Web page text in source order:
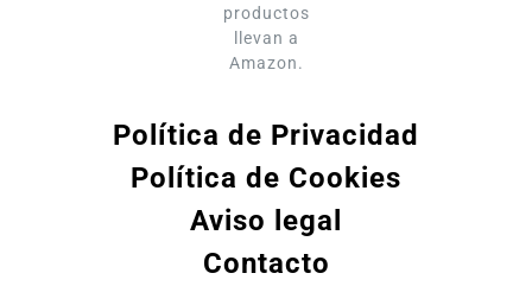
productos
llevan a
Amazon.
Política de Privacidad
Política de Cookies
Aviso legal
Contacto